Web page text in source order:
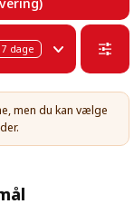
7 dage
men du kan vælge